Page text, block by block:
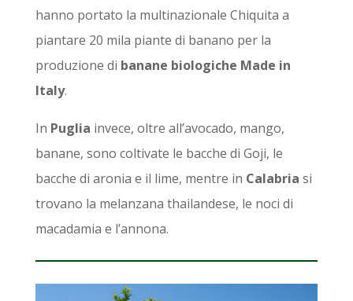
hanno portato la multinazionale Chiquita a
piantare 20 mila piante di banano per la
produzione di banane biologiche Made in
Italy.
In Puglia invece, oltre all’avocado, mango,
banane, sono coltivate le bacche di Goji, le
bacche di aronia e il lime, mentre in Calabria si
trovano la melanzana thailandese, le noci di
macadamia e l’annona.